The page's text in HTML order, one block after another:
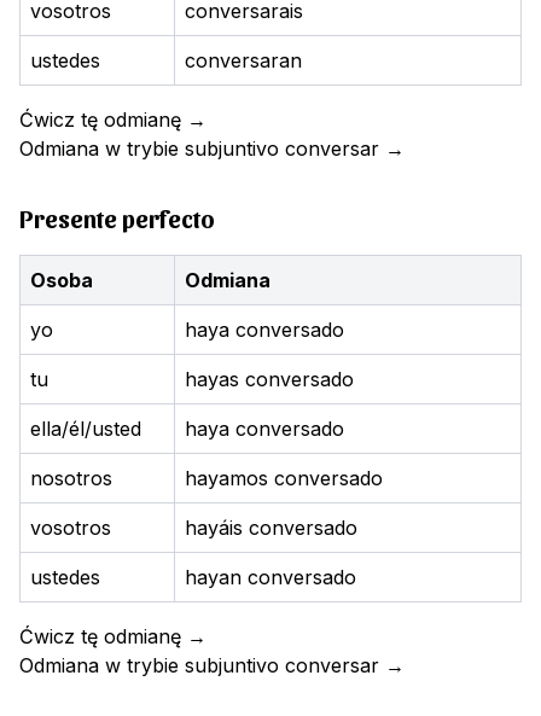
vosotros conversarais
ustedes conversaran
Ćwicz tę odmianę →
Odmiana w trybie subjuntivo conversar →
Presente perfecto
Osoba Odmiana
yo haya conversado
tu hayas conversado
ella/él/usted haya conversado
nosotros hayamos conversado
vosotros hayáis conversado
ustedes hayan conversado
Ćwicz tę odmianę →
Odmiana w trybie subjuntivo conversar →